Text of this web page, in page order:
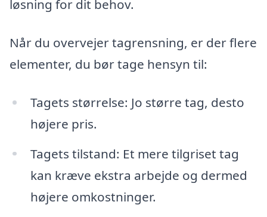
løsning for dit behov.
Når du overvejer tagrensning, er der flere
elementer, du bør tage hensyn til:
Tagets størrelse: Jo større tag, desto
højere pris.
Tagets tilstand: Et mere tilgriset tag
kan kræve ekstra arbejde og dermed
højere omkostninger.